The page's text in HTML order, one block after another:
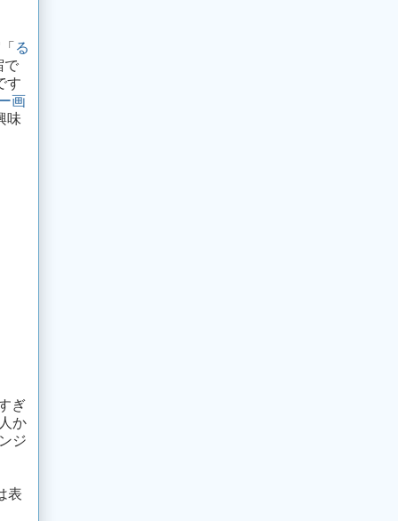
る
で
す
画
味
ぎ
か
ジ
表